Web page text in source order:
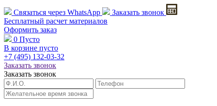
Связаться через WhatsApp
Заказать звонок
Бесплатный расчет материалов
Оформить заказ
0 Пусто
В корзине пусто
+7 (495) 132-03-32
Заказать звонок
Заказать звонок